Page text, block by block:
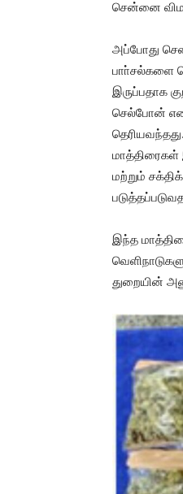
சென்னை
அப்போது
பாா்சல்களை
இருப்பதாக
செல்போன்
மாத்திரைகள்
மற்றும்
இந்த
துறையின்